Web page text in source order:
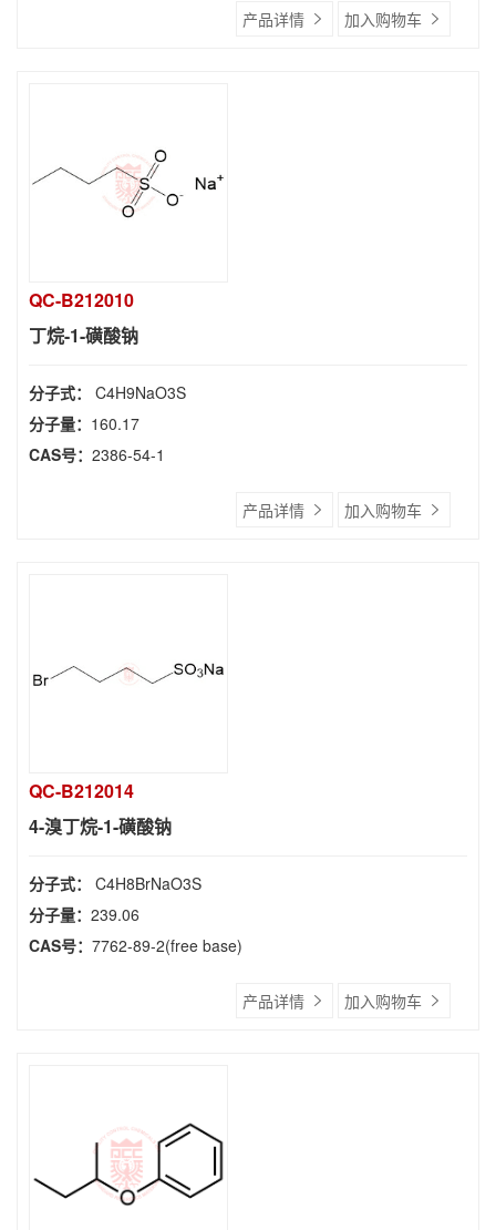
产品详情 加入购物车
QC-B212010
丁烷-1-磺酸钠
分子式： C4H9NaO3S
分子量： 160.17
CAS号： 2386-54-1
产品详情 加入购物车
QC-B212014
4-溴丁烷-1-磺酸钠
分子式： C4H8BrNaO3S
分子量： 239.06
CAS号： 7762-89-2(free base)
产品详情 加入购物车